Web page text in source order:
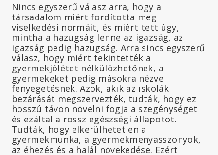
Nincs egyszerű válasz arra, hogy a
társadalom miért fordította meg
viselkedési normáit, és miért tett úgy,
mintha a hazugság lenne az igazság, az
igazság pedig hazugság. Arra sincs egyszerű
válasz, hogy miért tekintették a
gyermekjólétet nélkülözhetőnek, a
gyermekeket pedig másokra nézve
fenyegetésnek. Azok, akik az iskolák
bezárását megszervezték, tudták, hogy ez
hosszú távon növelni fogja a szegénységet
és ezáltal a rossz egészségi állapotot.
Tudták, hogy elkerülhetetlen a
gyermekmunka, a gyermekmenyasszonyok,
az éhezés és a halál növekedése. Ezért